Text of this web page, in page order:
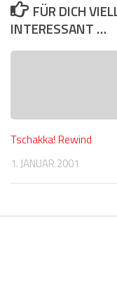
FÜR DICH
INTERESSANT …
Tschakka! Rewind
1. JANUAR 2001